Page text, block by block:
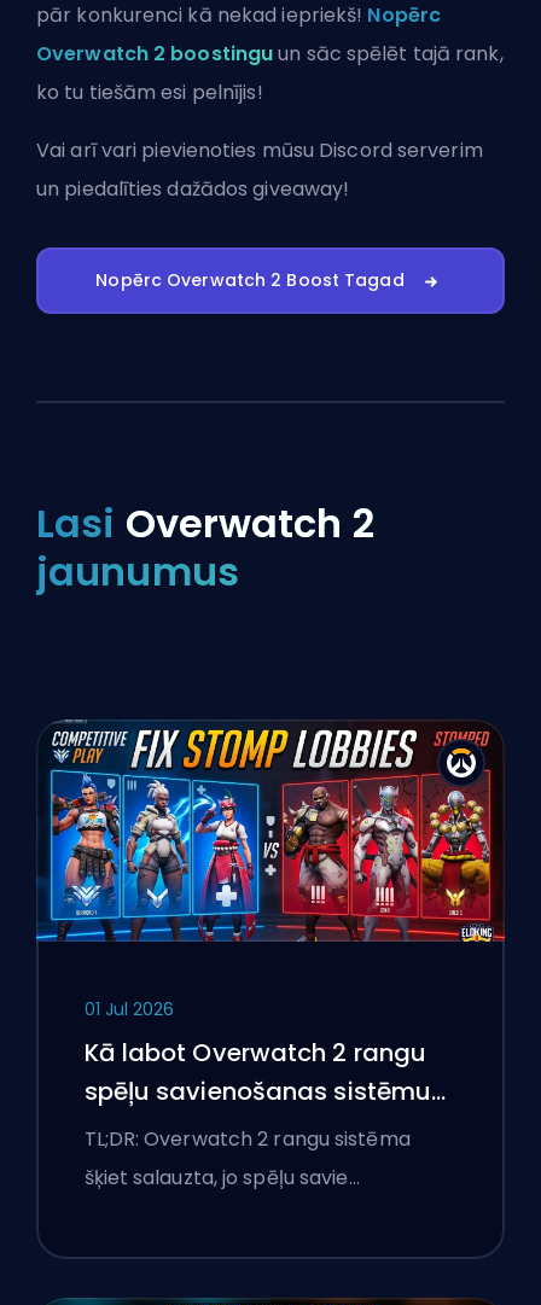
pār konkurenci kā nekad iepriekš! Nopērc
Overwatch 2 boostinguun sāc spēlēt tajā rank,
ko tu tiešām esi pelnījis!
Vai arī vari pievienoties mūsu Discord serverim
un piedalīties dažādos giveaway!
Nopērc Overwatch 2 Boost Tagad
Lasi Overwatch 2
jaunumus
01 Jul 2026
Kā labot Overwatch 2 rangu
spēļu savienošanas sistēmu
un pārlieku izteiktas spēles
TL;DR: Overwatch 2 rangu sistēma
šķiet salauzta, jo spēļu savie…